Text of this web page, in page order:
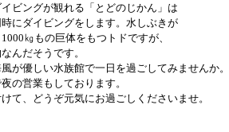
イビングが観れる「とどのじかん」は
にダイビングをします。水しぶきが
㎏もの巨体をもつトドですが、
んだそうです。
が優しい水族館で一日を過ごしてみませんか。
の営業もしております。
て、どうぞ元気にお過ごしくださいませ。